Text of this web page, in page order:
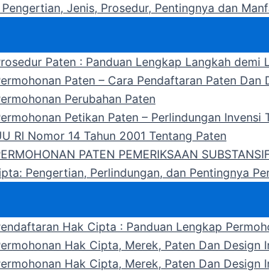
Pengertian, Jenis, Prosedur, Pentingnya dan
Paten : Panduan Lengkap Langkah demi
Paten – Cara Pendaftaran Paten Dan
Perubahan Paten
Petikan Paten – Perlindungan Invensi
RI Nomor 14 Tahun 2001 Tentang Paten
PATEN PEMERIKSAAN
Pengertian, Perlindungan, dan Pentingnya
Hak Cipta : Panduan Lengkap
Hak Cipta, Merek, Paten Dan Design
Hak Cipta, Merek, Paten Dan Design